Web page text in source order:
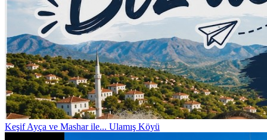
Keşif Ayça ve Mashar ile... Ulamış Köyü